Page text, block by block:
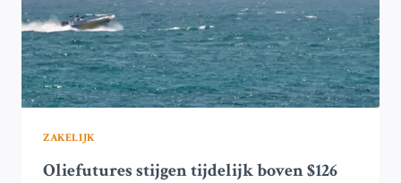
ZAKELIJK
Oliefutures stijgen tijdelijk boven $126